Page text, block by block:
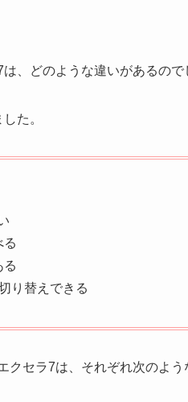
、どのような違いがあるので
た。
る
る
り替えできる
セラ7は、それぞれ次のよう